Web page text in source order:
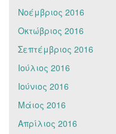
Νοέμβριος 2016
Οκτώβριος 2016
Σεπτέμβριος 2016
Ιούλιος 2016
Ιούνιος 2016
Μάιος 2016
Απρίλιος 2016